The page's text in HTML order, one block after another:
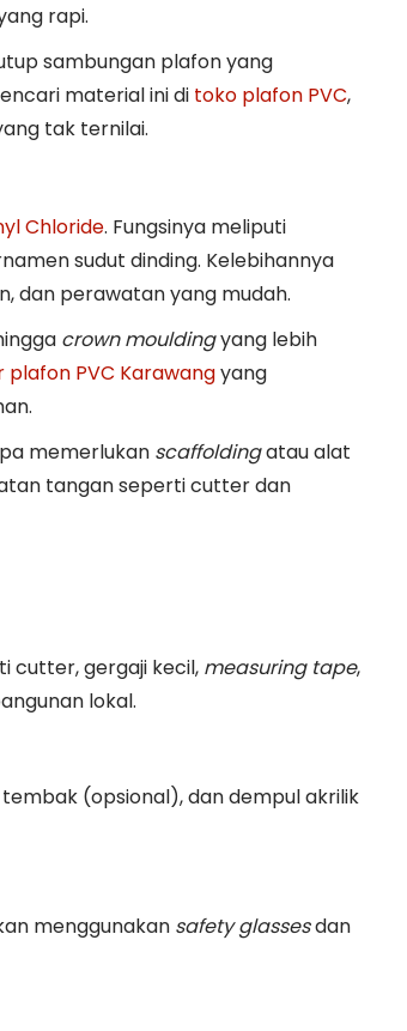
rapi.
sambungan plafon yang
material ini di toko plafon PVC,
tak ternilai.
Chloride. Fungsinya meliputi
sudut dinding. Kelebihannya
dan perawatan yang mudah.
crown mouldingyang lebih
PVC Karawangyang
memerlukan scaffoldingatau alat
tangan seperti cutter dan
cutter, gergaji kecil, measuring tape,
lokal.
tembak (opsional), dan dempul akrilik
menggunakan safety glassesdan